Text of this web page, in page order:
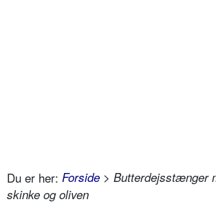
Du er her: Forside > Butterdejsstænger
skinke og oliven